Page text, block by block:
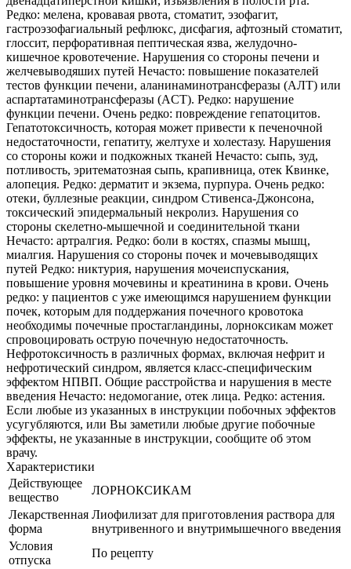
Редко: мелена, кровавая рвота, стоматит, эзофагит,
гастроэзофагиальный рефлюкс, дисфагия, афтозный стоматит,
глоссит, перфоративная пептическая язва, желудочно-
кишечное кровотечение. Нарушения со стороны печени и
желчевыводяших путей Нечасто: повышение показателей
тестов функции печени, аланинаминотрансферазы (AЛT) или
аспартатаминотрансферазы (ACT). Редко: нарушение
функции печени. Очень редко: повреждение гепатоцитов.
Гепатотоксичность, которая может привести к печеночной
недостаточности, гепатиту, желтухе и холестазу. Нарушения
со стороны кожи и подкожных тканей Нечасто: сыпь, зуд,
потливость, эритематозная сыпь, крапивница, отек Квинке,
алопеция. Редко: дерматит и экзема, пурпура. Очень редко:
отеки, буллезные реакции, синдром Стивенса-Джонсона,
токсический эпидермальный некролиз. Нарушения со
стороны скелетно-мышечной и соединительной ткани
Нечасто: артралгия. Редко: боли в костях, спазмы мышц,
миалгия. Нарушения со стороны почек и мочевыводящих
путей Редко: никтурия, нарушения мочеиспускания,
повышение уровня мочевины и креатинина в крови. Очень
редко: у пациентов с уже имеющимся нарушением функции
почек, которым для поддержания почечного кровотока
необходимы почечные простагландины, лорноксикам может
спровоцировать острую почечную недостаточность.
Нефротоксичность в различных формах, включая нефрит и
нефротический синдром, является класс-специфическим
эффектом НПВП. Общие расстройства и нарушения в месте
введения Нечасто: недомогание, отек лица. Редко: астения.
Если любые из указанных в инструкции побочных эффектов
усугубляются, или Вы заметили любые другие побочные
эффекты, не указанные в инструкции, сообщите об этом
врачу.
Характеристики
Действующее
вещество
ЛОРНОКСИКАМ
Лекарственная
форма
Лиофилизат для приготовления раствора для
внутривенного и внутримышечного введения
Условия
отпуска
По рецепту